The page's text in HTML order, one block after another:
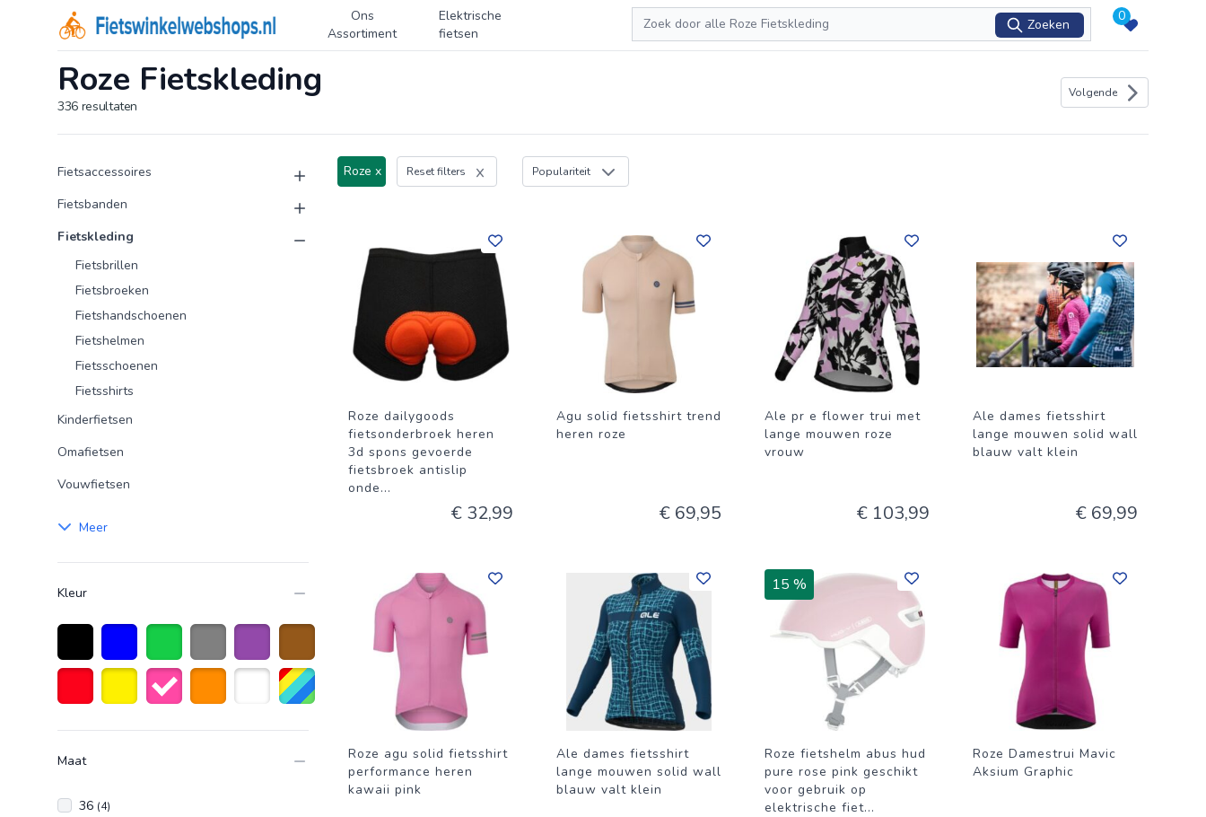
Logo Fietswinkelwebshops.nl
Ons
Assortiment
Elektrische
fietsen
Zoeken
Zoeken
0
Roze Fietskleding
336 resultaten
Volgende
Producten
Product categorieën
Fietsaccessoires
Fietsbanden
Fietskleding
Fietsbrillen
Fietsbroeken
Fietshandschoenen
Fietshelmen
Fietsschoenen
Fietsshirts
Kinderfietsen
Omafietsen
Vouwfietsen
Meer
Kleur
Zwart Blauw Groen Grijs Paars Bruin
Maat
36 (4)
Roze x Reset filters Populariteit
Roze dailygoods
fietsonderbroek heren
3d spons gevoerde
fietsbroek antislip
onde...
€ 32,99
Agu solid fietsshirt trend
heren roze
€ 69,95
Ale pr e flower trui met
lange mouwen roze
vrouw
€ 103,99
Ale dames fietsshirt
lange mouwen solid wall
blauw valt klein
€ 69,99
Roze agu solid fietsshirt
performance heren
kawaii pink
Ale dames fietsshirt
lange mouwen solid wall
blauw valt klein
15 %
Roze fietshelm abus hud
pure rose pink geschikt
voor gebruik op
elektrische fiet...
Roze Damestrui Mavic
Aksium Graphic